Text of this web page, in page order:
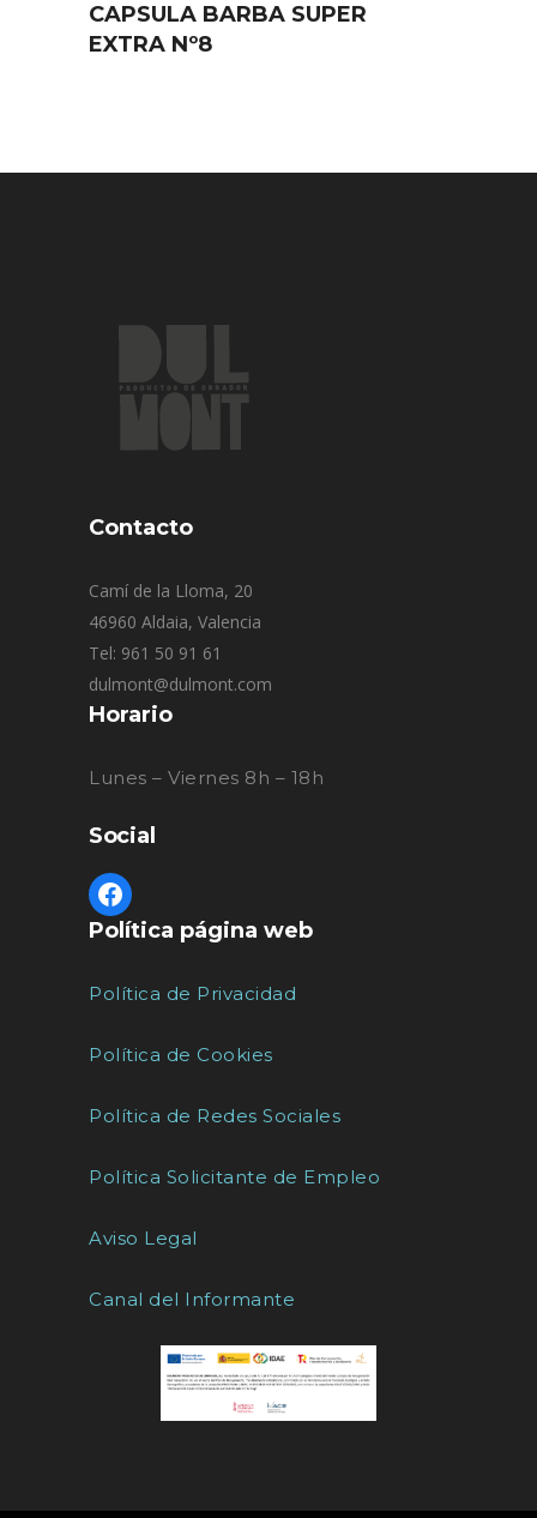
CAPSULA BARBA SUPER
EXTRA Nº8
Contacto
Camí de la Lloma, 20
46960 Aldaia, Valencia
Tel: 961 50 91 61
dulmont@dulmont.com
Horario
Lunes – Viernes 8h – 18h
Social
Política página web
Política de Privacidad
Política de Cookies
Política de Redes Sociales
Política Solicitante de Empleo
Aviso Legal
Canal del Informante